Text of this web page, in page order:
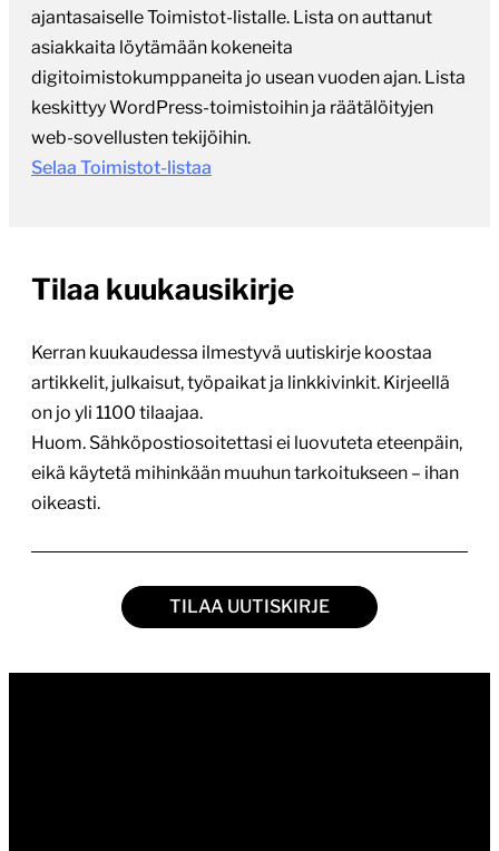
ajantasaiselle Toimistot-listalle. Lista on auttanut
asiakkaita löytämään kokeneita
digitoimistokumppaneita jo usean vuoden ajan. Lista
keskittyy WordPress-toimistoihin ja räätälöityjen
web-sovellusten tekijöihin.
Selaa Toimistot-listaa
Tilaa kuukausikirje
Kerran kuukaudessa ilmestyvä uutiskirje koostaa
artikkelit, julkaisut, työpaikat ja linkkivinkit. Kirjeellä
on jo yli 1100 tilaajaa.
Huom. Sähköpostiosoitettasi ei luovuteta eteenpäin,
eikä käytetä mihinkään muuhun tarkoitukseen – ihan
oikeasti.
TILAA UUTISKIRJE